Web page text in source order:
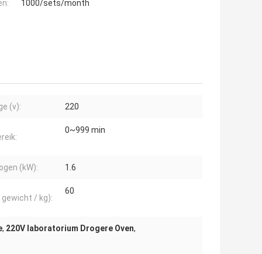
1000/sets/month
(v): 220
0~999 min
(kW): 1.6
gewicht / kg):
60
, 220V laboratorium Drogere Oven,